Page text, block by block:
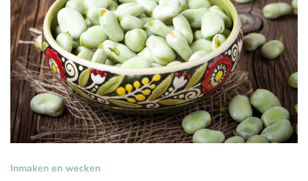
Inmaken en wecken